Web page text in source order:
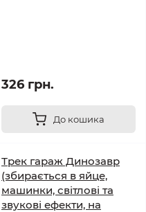
326 грн.
До кошика
Трек гараж Динозавр
(збирається в яйце,
машинки, світлові та
звукові ефекти, на